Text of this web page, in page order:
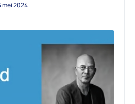
mei 2024